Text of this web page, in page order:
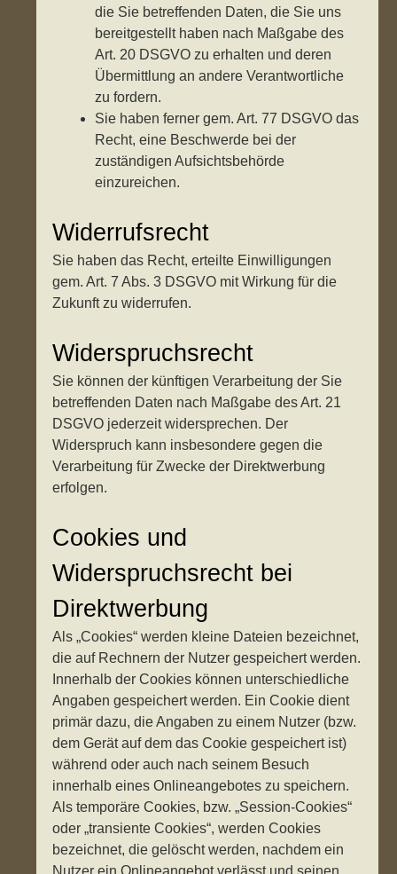
die Sie betreffenden Daten, die Sie uns
bereitgestellt haben nach Maßgabe des
Art. 20 DSGVO zu erhalten und deren
Übermittlung an andere Verantwortliche
zu fordern.
Sie haben ferner gem. Art. 77 DSGVO das
Recht, eine Beschwerde bei der
zuständigen Aufsichtsbehörde
einzureichen.
Widerrufsrecht
Sie haben das Recht, erteilte Einwilligungen
gem. Art. 7 Abs. 3 DSGVO mit Wirkung für die
Zukunft zu widerrufen.
Widerspruchsrecht
Sie können der künftigen Verarbeitung der Sie
betreffenden Daten nach Maßgabe des Art. 21
DSGVO jederzeit widersprechen. Der
Widerspruch kann insbesondere gegen die
Verarbeitung für Zwecke der Direktwerbung
erfolgen.
Cookies und
Widerspruchsrecht bei
Direktwerbung
Als „Cookies“ werden kleine Dateien bezeichnet,
die auf Rechnern der Nutzer gespeichert werden.
Innerhalb der Cookies können unterschiedliche
Angaben gespeichert werden. Ein Cookie dient
primär dazu, die Angaben zu einem Nutzer (bzw.
dem Gerät auf dem das Cookie gespeichert ist)
während oder auch nach seinem Besuch
innerhalb eines Onlineangebotes zu speichern.
Als temporäre Cookies, bzw. „Session-Cookies“
oder „transiente Cookies“, werden Cookies
bezeichnet, die gelöscht werden, nachdem ein